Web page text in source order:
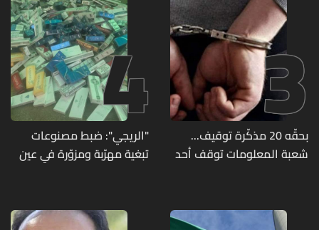
3بحقّه 20 مذكّرة توقيف...
شعبة المعلومات توقف أحد
4
"الريجي": ضبط مصنوعات
تبغية مهرّبة ومزوّرة في عين